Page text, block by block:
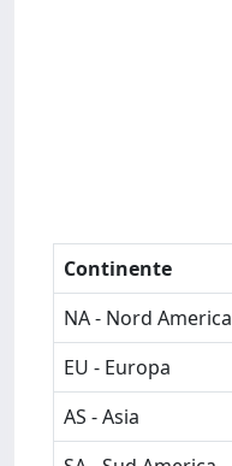
Continente
NA - Nord America
EU - Europa
AS - Asia